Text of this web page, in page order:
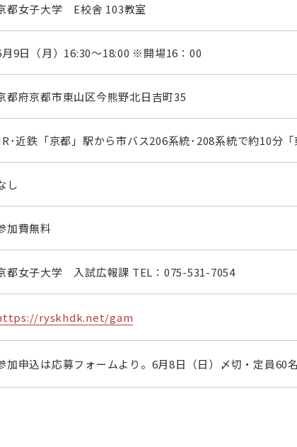
都女子大学 E校舎 103教室
9日（月）16:30～18:00 ※開場16：00
都府京都市東山区今熊野北日吉町35
･近鉄「京都」駅から市バス206系統･208系統で約10分
し
加費無料
都女子大学 入試広報課 TEL： 075-531-7054
ryskhdk.net/gam
加申込は応募フォームより。6月8日（日）〆切・定員60名